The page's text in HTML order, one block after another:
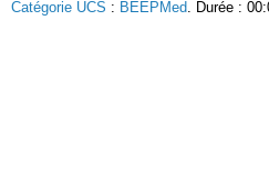
Catégorie UCS : BEEPMed . Durée :